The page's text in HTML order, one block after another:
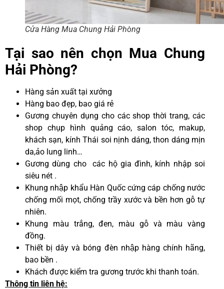
Cửa Hàng Mua Chung Hải Phòng
Tại sao nên chọn Mua Chung
Hải Phòng?
Hàng sản xuất tại xưởng
Hàng bao đẹp, bao giá rẻ
Gương chuyên dụng cho các shop thời trang, các
shop chụp hình quảng cáo, salon tóc, makup,
khách sạn, kính Thái soi nịnh dáng, thon dáng mịn
da,ảo lung linh…
Gương dùng cho các hộ gia đình, kính nhập soi
siêu nét .
Khung nhập khẩu Hàn Quốc cứng cáp chống nước
chống mối mọt, chống trầy xước và bền hơn gỗ tự
nhiên.
Khung màu trắng, đen, màu gỗ và màu vàng
đồng.
Thiết bị dây và bóng đèn nhập hàng chính hãng,
bao bền .
Khách được kiểm tra gương trước khi thanh toán.
Thông tin liên hệ: